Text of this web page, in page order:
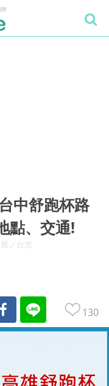
中舒跑杯路
點、交通!
／台北
130